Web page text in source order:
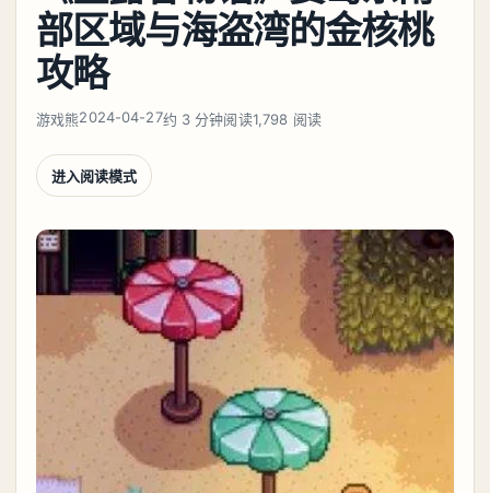
部区域与海盗湾的金核桃
攻略
游戏熊2024-04-27约 3 分钟阅读1,798 阅读
进入阅读模式